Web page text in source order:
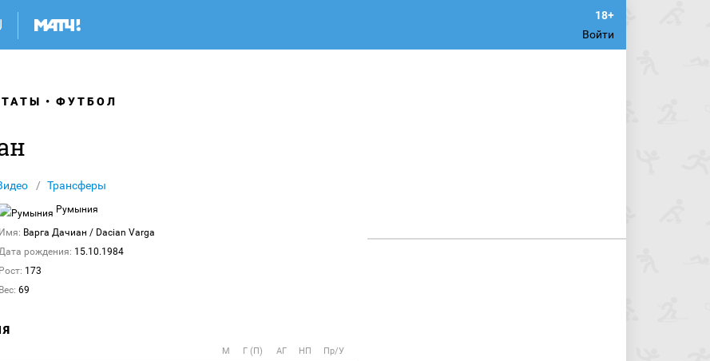
Войти
ФУТБОЛ
Трансферы
Румыния
Имя: Варга Дачиан / Dacian Varga
рождения: 15.10.1984
Рост: 173
Вес: 69
М Г (П) АГ НП Пр/У